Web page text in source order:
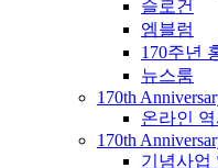
슬로건
엠블럼
170주년
뉴스룸
170th
온라인
170th
기념사업